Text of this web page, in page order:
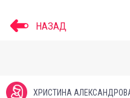
НАЗАД
ХРИСТИНА